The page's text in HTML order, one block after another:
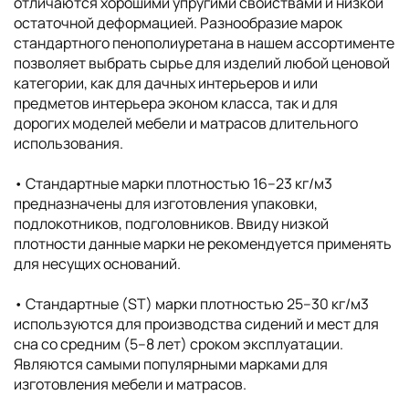
остаточной деформацией. Разнообразие марок
стандартного пенополиуретана в нашем ассортименте
позволяет выбрать сырье для изделий любой ценовой
категории, как для дачных интерьеров и или
предметов интерьера эконом класса, так и для
дорогих моделей мебели и матрасов длительного
использования.
• Cтандартные марки плотностью 16–23 кг/м3
предназначены для изготовления упаковки,
подлокотников, подголовников. Ввиду низкой
плотности данные марки не рекомендуется применять
для несущих оснований.
• Стандартные (ST) марки плотностью 25–30 кг/м3
используются для производства сидений и мест для
сна со средним (5–8 лет) сроком эксплуатации.
Являются самыми популярными марками для
изготовления мебели и матрасов.